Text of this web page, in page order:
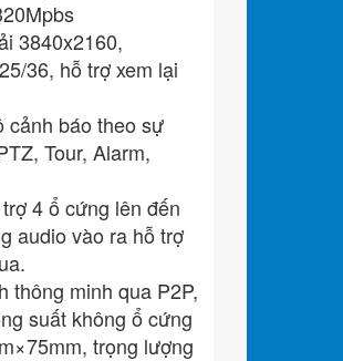
3840x2160,
36, hỗ trợ xem lại
cảnh báo theo sự
Tour, Alarm,
4 ổ cứng lên đến
audio vào ra hỗ trợ
thông minh qua P2P,
suất không ổ cứng
trọng lượng